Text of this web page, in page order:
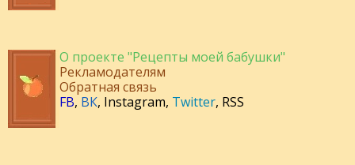
О проекте "Рецепты моей бабушки"
Рекламодателям
Обратная связь
FB, ВК, Instagram, Twitter, RSS